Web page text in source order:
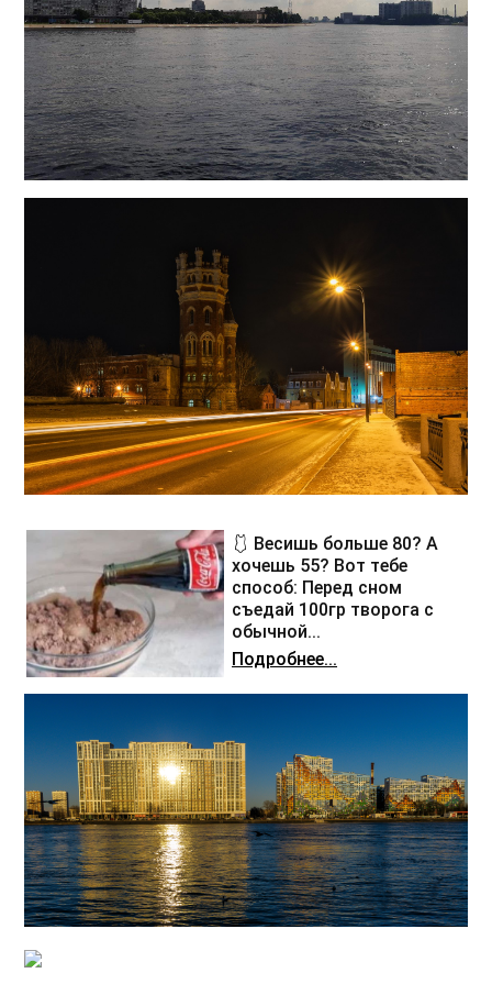
🩱 Весишь больше 80? А
хочешь 55? Вот тебе
способ: Перед сном
съедай 100гр творога с
обычной...
Подробнее...